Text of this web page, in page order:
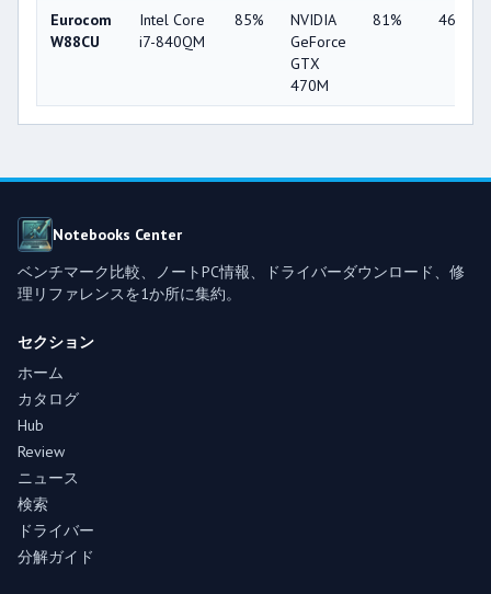
Eurocom
W88CU
Intel Core
i7-840QM
85%
NVIDIA
GeForce
GTX
470M
81% 46%
Notebooks Center
ベンチマーク比較、ノートPC情報、ドライバーダウンロード、修
理リファレンスを1か所に集約。
セクション
ホーム
カタログ
Hub
Review
ニュース
検索
ドライバー
分解ガイド